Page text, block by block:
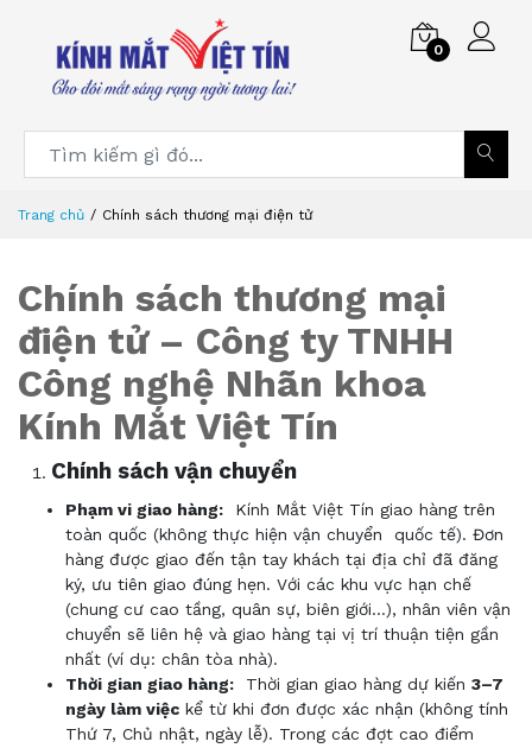
0
Trang chủ Chính sách thương mại điện tử
Chính sách thương mại
điện tử – Công ty TNHH
Công nghệ Nhãn khoa
Kính Mắt Việt Tín
Chính sách vận chuyển
Phạm vi giao hàng:
Kính Mắt Việt Tín giao hàng trên
toàn quốc (không thực hiện vận chuyển
quốc tế). Đơn
hàng được giao đến tận tay khách tại địa chỉ đã đăng
ký, ưu tiên giao đúng hẹn. Với các khu vực hạn chế
(chung cư cao tầng, quân sự, biên giới…), nhân viên vận
chuyển sẽ liên hệ và giao hàng tại vị trí thuận tiện gần
nhất (ví dụ: chân tòa nhà).
Thời gian giao hàng: Thời gian giao hàng dự kiến 3–7
ngày làm việc kể từ khi đơn được xác nhận (không tính
Thứ 7, Chủ nhật, ngày lễ). Trong các đợt cao điểm